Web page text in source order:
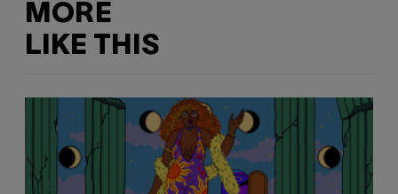
MORE
LIKE THIS